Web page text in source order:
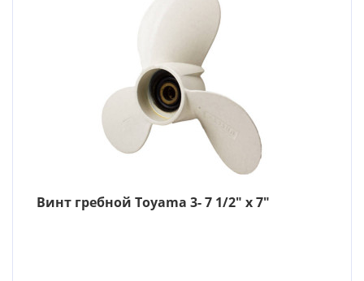
Винт гребной Toyama 3- 7 1/2″ x 7″